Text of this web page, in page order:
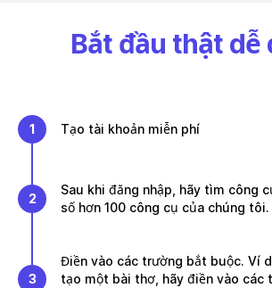
Bắt đầu thật dễ
1 Tạo tài khoản miễn phí
2
Sau khi đăng nhập, hãy tìm công
số hơn 100 công cụ của chúng tôi.
3
Điền vào các trường bắt buộc. Ví
tạo một bài thơ, hãy điền vào các